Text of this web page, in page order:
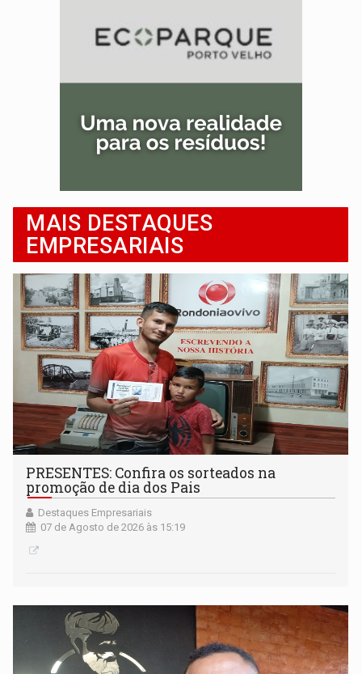
MAIS DESTAQUES
EMPRESARIAIS
PRESENTES: Confira os sorteados na
promoção de dia dos Pais
Destaques Empresariais
07 de Agosto de 2026 às 15:19